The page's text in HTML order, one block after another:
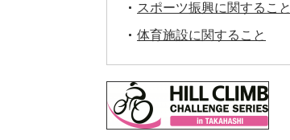
スポーツ振興に関すること
体育施設に関すること